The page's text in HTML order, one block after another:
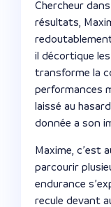
Chercheur
résultats,
il décortique
transforme la
performances
laissé au
donnée a son
Maxime, c’est
parcourir
endurance
recule devant